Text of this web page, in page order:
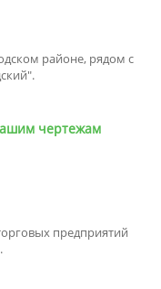
районе, рядом с
чертежам
предприятий